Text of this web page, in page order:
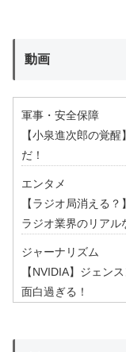
動画
軍事・安全保障
【小泉進次郎の覚
だ！
エンタメ
【ラジオ局消える
ラジオ業界のリアル
ジャーナリズム
【NVIDIA】ジェン
面白過ぎる！